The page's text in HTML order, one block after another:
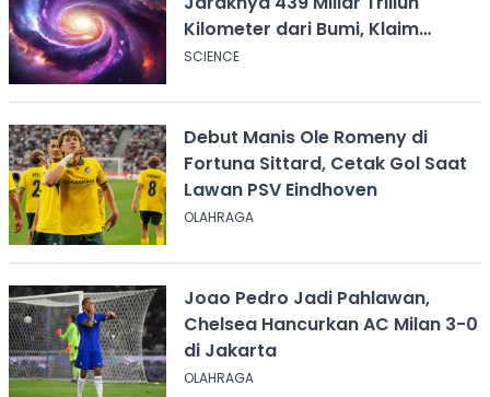
Kilometer dari Bumi, Klaim
Ilmuwan Harvard
SCIENCE
Debut Manis Ole Romeny di
Fortuna Sittard, Cetak Gol Saat
Lawan PSV Eindhoven
OLAHRAGA
Joao Pedro Jadi Pahlawan,
Chelsea Hancurkan AC Milan 3-0
di Jakarta
OLAHRAGA